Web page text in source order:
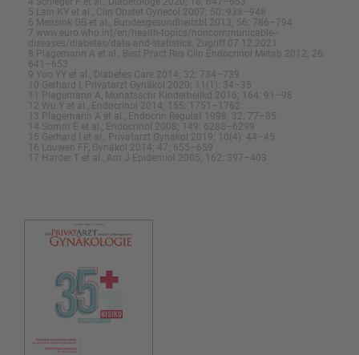
5 Lain KY et al., Clin Obstet Gynecol 2007; 50: 938–948
6 Mensink GB et al., Bundesgesundheitsbl 2013; 56: 786–794
7 www.euro.who.int/en/health-topics/noncommunicable-­
diseases/diabetes/data-and-statistics. Zugriff 07.12.2021
8 Plagemann A et al., Best Pract Res Clin Endocrinol Metab 2012; 26:
641–653
9 Yoo YY et al., Diabetes Care 2014; 32: 734–739
10 Gerhard I, Privatarzt Gynäkol 2020; 11(1): 34–35
11 Plagemann A, Monatsschr Kinderheilkd 2016; 164: 91–98
12 Wu Y et al., Endocrinol 2014; 155: 1751–1762
13 Plagemann A et al., Endocrin Regulat 1998; 32: 77–85
14 Somm E et al., Endocrinol 2008; 149: 6288–6299
15 Gerhard I et al., Privatarzt Gynäkol 2019; 10(4): 44–45
16 Louwen FF, Gynäkol 2014; 47: 655–659
17 Harder T et al., Am J Epidemiol 2005; 162: 397–403